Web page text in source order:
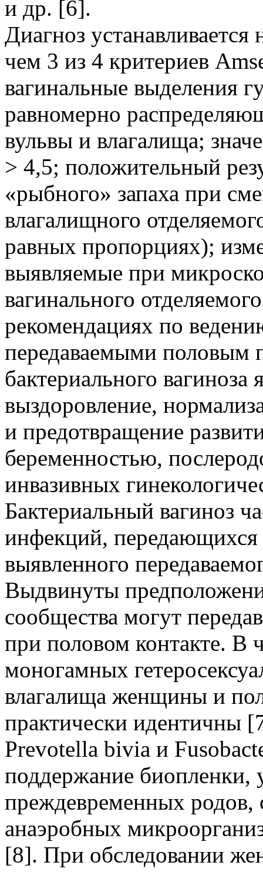
и др. [6].
Диагноз
чем 3 из 4 критериев
вагинальные выделения
равномерно
вульвы и влагалища;
> 4,5; положительный
«рыбного» запаха при
влагалищного
равных пропорциях);
выявляемые при
вагинального
рекомендациях по
передаваемыми половым
бактериального вагиноза
выздоровление,
и предотвращение
беременностью,
инвазивных
Бактериальный вагиноз
инфекций,
выявленного
Выдвинуты
сообщества могут
при половом контакте. В
моногамных
влагалища женщины и
практически идентичны
Prevotella bivia и
поддержание биопленки,
преждевременных родов,
анаэробных
[8]. При обследовании